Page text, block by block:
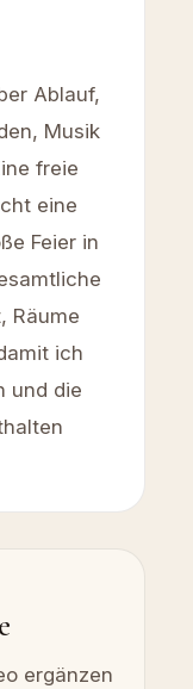
Ablauf,
Musik
freie
eine
Feier in
Räume
ich
und die
ergänzen